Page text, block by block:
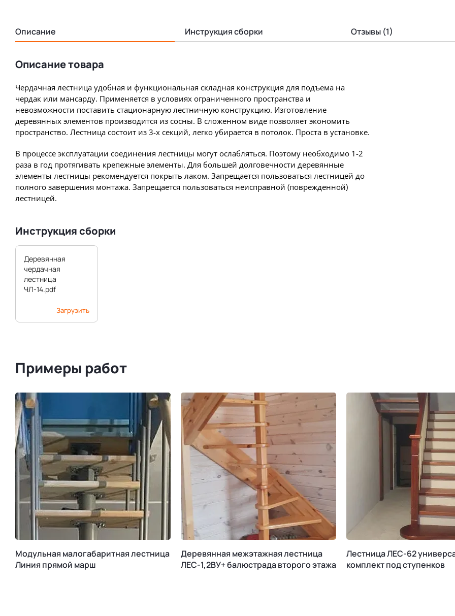
Описание Инструкция сборки Отзывы (1)
Описание товара
Чердачная лестница удобная и функциональная складная конструкция для подъема на
чердак или мансарду. Применяется в условиях ограниченного пространства и
невозможности поставить стационарную лестничную конструкцию. Изготовление
деревянных элементов производится из сосны. В сложенном виде позволяет экономить
пространство. Лестница состоит из 3-х секций, легко убирается в потолок. Проста в установке.
В процессе эксплуатации соединения лестницы могут ослабляться. Поэтому необходимо 1-2
раза в год протягивать крепежные элементы. Для большей долговечности деревянные
элементы лестницы рекомендуется покрыть лаком. Запрещается пользоваться лестницей до
полного завершения монтажа. Запрещается пользоваться неисправной (поврежденной)
лестницей.
Инструкция сборки
Деревянная
чердачная
лестница
ЧЛ-14.pdf
Загрузить
Примеры работ
Модульная малогабаритная лестница
Линия прямой марш
Деревянная межэтажная лестница
ЛЕС-1,2ВУ+ балюстрада второго этажа
Лестница ЛЕС-62
комплект под ступенков